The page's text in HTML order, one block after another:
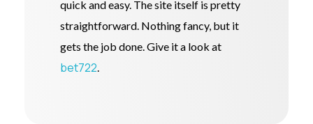
quick and easy. The site itself is pretty
straightforward. Nothing fancy, but it
gets the job done. Give it a look at
bet722.